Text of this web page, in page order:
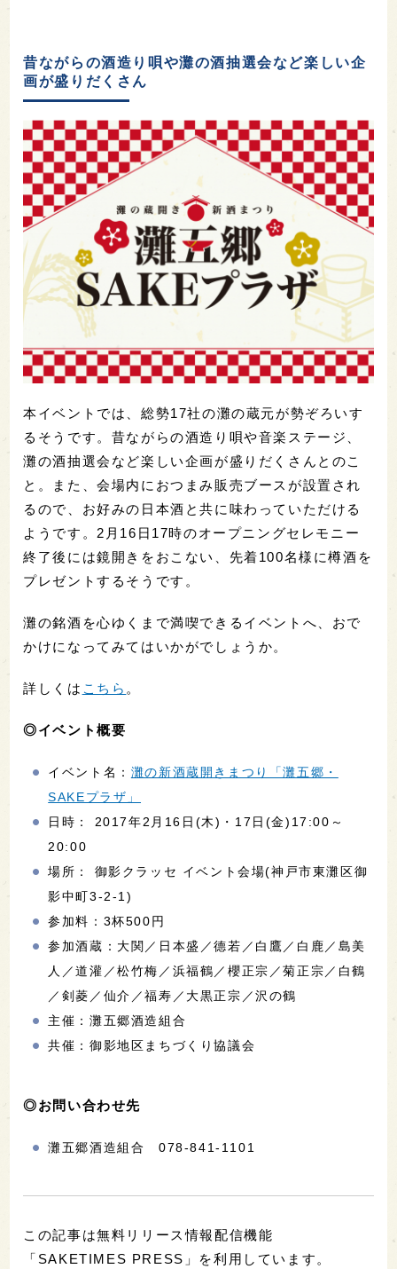
昔ながらの酒造り唄や灘の酒抽選会など楽しい企
画が盛りだくさん
本イベントでは、総勢17社の灘の蔵元が勢ぞろいす
るそうです。昔ながらの酒造り唄や音楽ステージ、
灘の酒抽選会など楽しい企画が盛りだくさんとのこ
と。また、会場内におつまみ販売ブースが設置され
るので、お好みの日本酒と共に味わっていただける
ようです。2月16日17時のオープニングセレモニー
終了後には鏡開きをおこない、先着100名様に樽酒を
プレゼントするそうです。
灘の銘酒を心ゆくまで満喫できるイベントへ、おで
かけになってみてはいかがでしょうか。
詳しくは こちら 。
◎イベント概要
イベント名： 灘の新酒蔵開きまつり「灘五郷・
SAKEプラザ」
日時： 2017年2月16日(木)・17日(金)17:00～
20:00
場所： 御影クラッセ イベント会場(神戸市東灘区御
影中町3-2-1)
参加料：3杯500円
参加酒蔵：大関／日本盛／德若／白鷹／白鹿／島美
人／道灌／松竹梅／浜福鶴／櫻正宗／菊正宗／白鶴
／剣菱／仙介／福寿／大黒正宗／沢の鶴
主催：灘五郷酒造組合
共催：御影地区まちづくり協議会
◎お問い合わせ先
灘五郷酒造組合 078-841-1101
この記事は無料リリース情報配信機能
「SAKETIMES PRESS」を利用しています。